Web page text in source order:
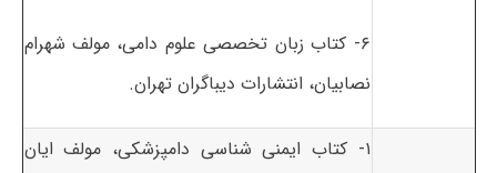
۶- کتاب زبان تخصصی علوم دامی، مولف شهرام
نصابیان، انتشارات دیباگران تهران.
۱- کتاب ایمنی شناسی دامپزشکی، مولف ایان